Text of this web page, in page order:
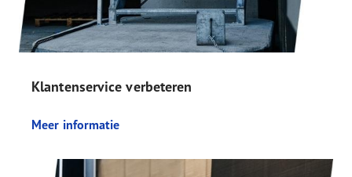
Klantenservice verbeteren
Meer informatie